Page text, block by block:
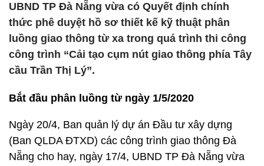
UBND TP Đà Nẵng vừa có Quyết định chính
thức phê duyệt hồ sơ thiết kế kỹ thuật phân
luồng giao thông từ xa trong quá trình thi công
công trình “Cải tạo cụm nút giao thông phía Tây
cầu Trần Thị Lý”.
Bắt đầu phân luồng từ ngày 1/5/2020
Ngày 20/4, Ban quản lý dự án Đầu tư xây dựng
(Ban QLDA ĐTXD) các công trình giao thông Đà
Nẵng cho hay, ngày 17/4, UBND TP Đà Nẵng vừa